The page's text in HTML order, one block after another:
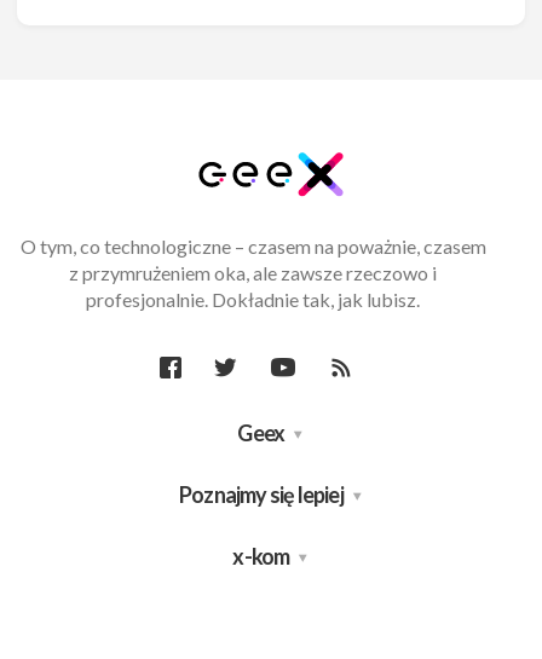
O tym, co technologiczne – czasem na poważnie, czasem
z przymrużeniem oka, ale zawsze rzeczowo i
profesjonalnie. Dokładnie tak, jak lubisz.
Geex
Poznajmy się lepiej
x-kom